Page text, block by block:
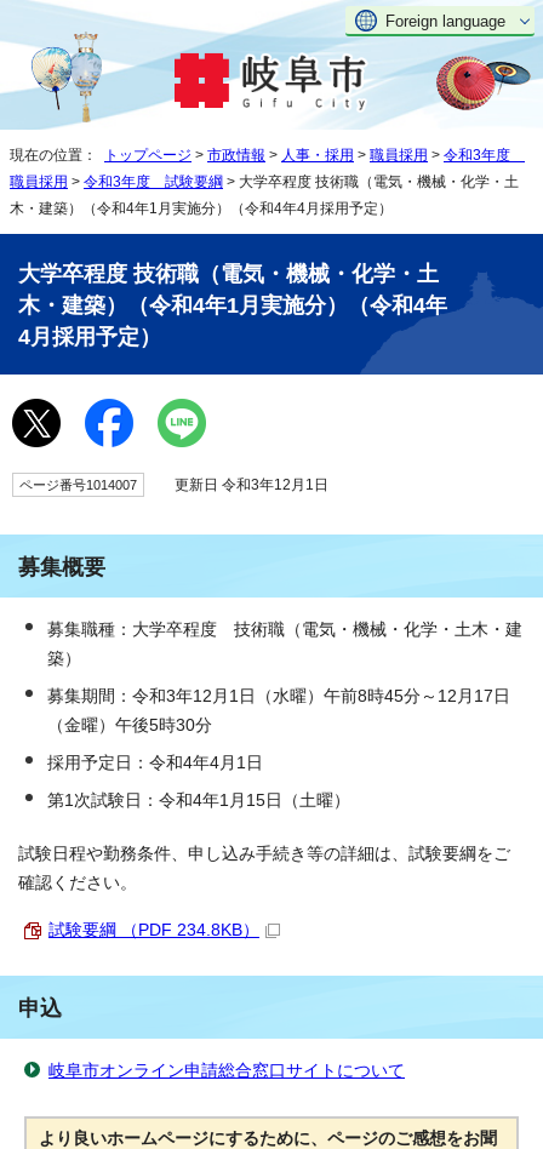
Foreign language
現在の位置： トップページ > 市政情報 > 人事・採用 > 職員採用 > 令和3年度
職員採用 > 令和3年度 試験要綱 > 大学卒程度 技術職（電気・機械・化学・土
木・建築）（令和4年1月実施分）（令和4年4月採用予定）
大学卒程度 技術職（電気・機械・化学・土
木・建築）（令和4年1月実施分）（令和4年
4月採用予定）
ページ番号1014007 更新日 令和3年12月1日
募集概要
募集職種：大学卒程度 技術職（電気・機械・化学・土木・建
築）
募集期間：令和3年12月1日（水曜）午前8時45分～12月17日
（金曜）午後5時30分
採用予定日：令和4年4月1日
第1次試験日：令和4年1月15日（土曜）
試験日程や勤務条件、申し込み手続き等の詳細は、試験要綱をご
確認ください。
試験要綱 （PDF 234.8KB）
申込
岐阜市オンライン申請総合窓口サイトについて
より良いホームページにするために、ページのご感想をお聞